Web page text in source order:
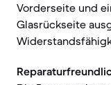
Vorderseite und
Glasrückseite